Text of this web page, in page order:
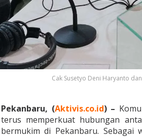
t
T
a
l
P
u
d
a
Cak Susetyo Deni Haryanto
Pekanbaru, (Aktivis.co.id) –
terus memperkuat hubungan
bermukim di Pekanbaru. Sebagai